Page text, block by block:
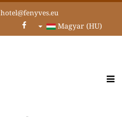
hotel@fenyves.eu
Magyar (HU)